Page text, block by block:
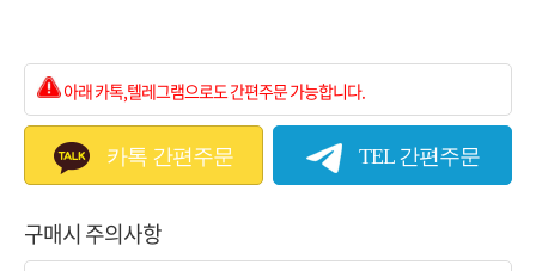
아래 카톡,텔레그램으로도 간편주문 가능합니다.
카톡 간편주문 TEL 간편주문
구매시 주의사항